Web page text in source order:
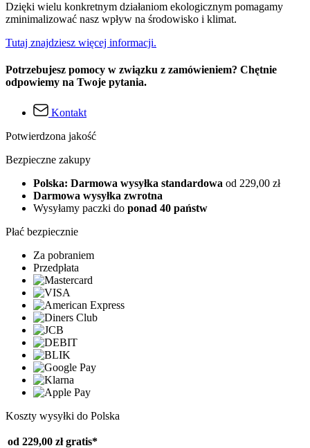
Dzięki wielu konkretnym działaniom ekologicznym pomagamy
zminimalizować nasz wpływ na środowisko i klimat.
Tutaj znajdziesz więcej informacji.
Potrzebujesz pomocy w związku z zamówieniem? Chętnie
odpowiemy na Twoje pytania.
Kontakt
Potwierdzona jakość
Bezpieczne zakupy
Polska: Darmowa wysyłka standardowa od 229,00 zł
Darmowa wysyłka zwrotna
Wysyłamy paczki do ponad 40 państw
Płać bezpiecznie
Za pobraniem
Przedpłata
Koszty wysyłki do Polska
od 229,00 zł gratis*